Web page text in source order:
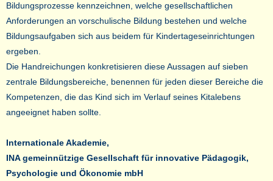
Bildungsprozesse kennzeichnen, welche gesellschaftlichen
Anforderungen an vorschulische Bildung bestehen und welche
Bildungsaufgaben sich aus beidem für Kindertageseinrichtungen
ergeben.
Die Handreichungen konkretisieren diese Aussagen auf sieben
zentrale Bildungsbereiche, benennen für jeden dieser Bereiche die
Kompetenzen, die das Kind sich im Verlauf seines Kitalebens
angeeignet haben sollte.
Internationale Akademie,
INA gemeinnützige Gesellschaft für innovative Pädagogik,
Psychologie und Ökonomie mbH